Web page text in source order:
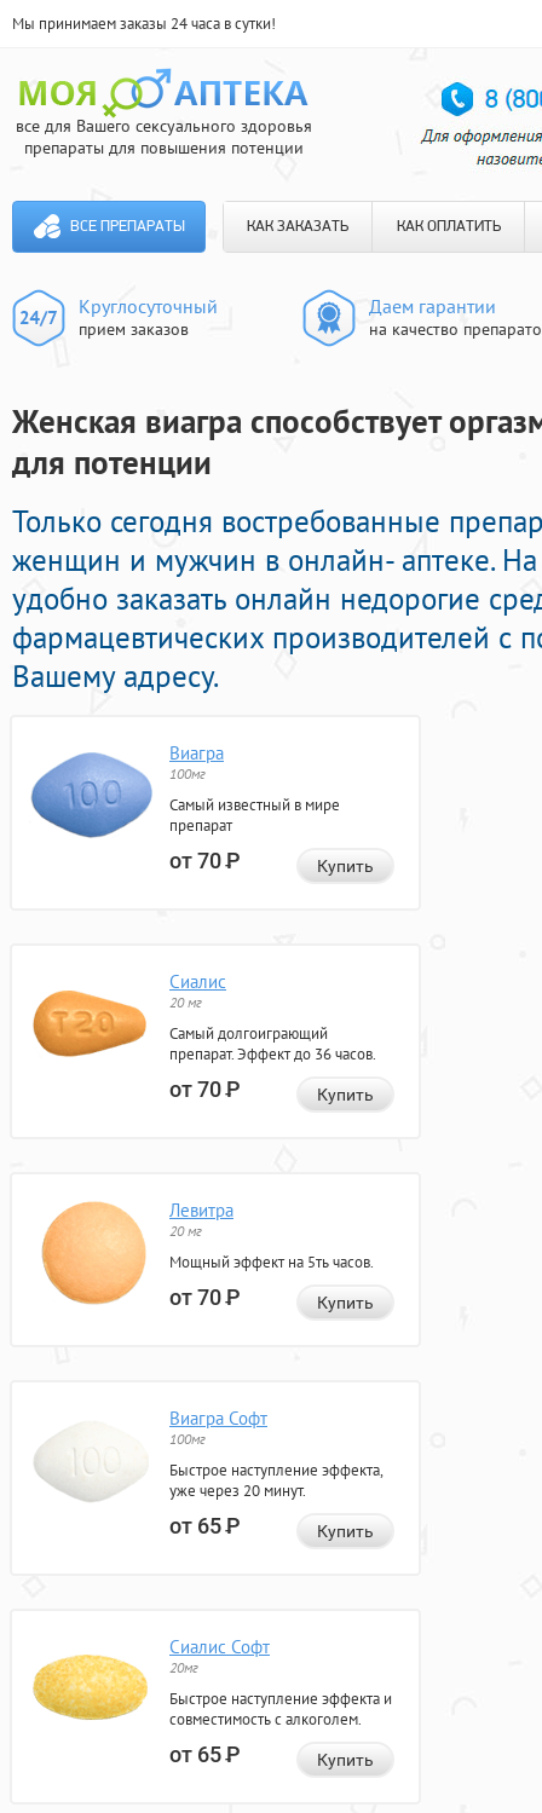
Мы принимаем заказы 24 часа в сутки!
все для Вашего сексуального здоровья
препараты для повышения потенции
ВСЕ ПРЕПАРАТЫ КАК ЗАКАЗАТЬ КАК ОПЛАТИТЬ
Круглосуточный
прием заказов
Даем гарантии
на качество
Женская виагра способствует
для потенции
Только сегодня востребованные
женщин и мужчин в онлайн- аптеке.
удобно заказать онлайн недорогие
фармацевтических производителей с
Вашему адресу.
Виагра
100мг
Самый известный в мире
препарат
от 70Р Купить
Сиалис
20 мг
Самый долгоиграющий
препарат. Эффект до 36 часов.
от 70Р Купить
Левитра
20 мг
Мощный эффект на 5ть часов.
от 70Р Купить
Виагра Софт
100мг
Быстрое наступление эффекта,
уже через 20 минут.
от 65Р Купить
Сиалис Софт
20мг
Быстрое наступление эффекта и
совместимость с алкоголем.
от 65Р Купить